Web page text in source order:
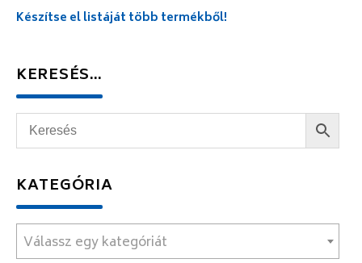
Készítse el listáját több termékből!
KERESÉS…
KATEGÓRIA
Válassz egy kategóriát